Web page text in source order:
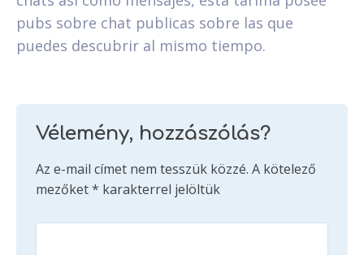
pubs sobre chat publicas sobre las que
puedes descubrir al mismo tiempo.
Vélemény, hozzászólás?
Az e-mail címet nem tesszük közzé. A kötelező
mezőket* karakterrel jelöltük